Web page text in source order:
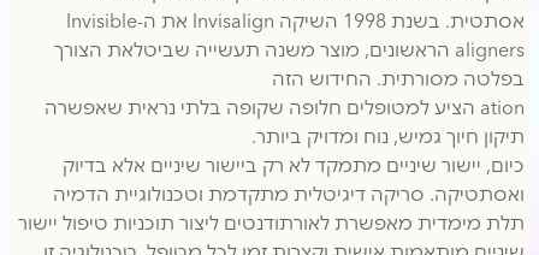
אסתטית. בשנת 1998 השיקה Invisalign את ה-Invisible
aligners הראשונים, מוצר משנה תעשייה שביטלאת הצורך
בפלטה מסורתית. החידוש הזה
ation הציע למטופלים חלופה שקופה בלתי נראית שאפשרה
תיקון חיוך גמיש, נוח ומדויק ביותר.
כיום, יישור שיניים מתמקד לא רק ביישור שיניים אלא בדיוק
ואסתטיקה. סריקה דיגיטלית מתקדמת וטכנולוגיית הדמיה
תלת מימדית מאפשרת לאורתודנטים ליצור תוכניות טיפול יישור